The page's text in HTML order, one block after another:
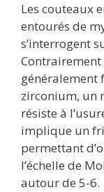
Les couteaux
entourés de
s’interrogent
Contrairement
généralement
zirconium, un
résiste à
implique un
permettant
l’échelle de
autour de 5-6.